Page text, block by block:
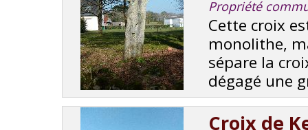
Propriété
Cette croix
monolithe,
sépare la
dégagé une
Croix de